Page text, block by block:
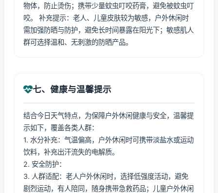
物体，防止烫伤；携带少量蚊虫叮咬药膏，避免被蚊虫叮
咬。 补充提示：老人、儿童皮肤较为敏感，户外休闲时
需加强防晒与防护，避免长时间暴露在阳光下；敏感肌人
群可选择温和、无刺激的防晒产品。
七、健康与温馨提示
结合今日天气特点，为保障户外休闲健康与安全，温馨提
示如下，覆盖各类人群：
1. 水分补充：气温偏高，户外休闲时可携带淡盐水或运动
饮料，补充出汗流失的电解质。
2. 安全防护：
3. 人群适配：老人户外休闲时，选择低强度活动，避免
剧烈运动，有人陪同，随身携带急救药品；儿童户外休闲